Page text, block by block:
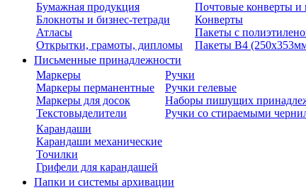
Бумажная продукция
Блокноты и бизнес-тетради
Атласы
Открытки, грамоты, дипломы
Почтовые конверты и
Конверты
Пакеты с
Пакеты В4
Письменные принадлежности
Маркеры
Маркеры перманентные
Маркеры для досок
Текстовыделители
Ручки
Ручки гелевые
Наборы пишущих
Ручки со стираемыми
Карандаши
Карандаши механические
Точилки
Грифели для карандашей
Папки и системы архивации